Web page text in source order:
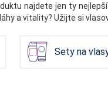
najdete jen ty
a vitality? Užijte si
Sety na